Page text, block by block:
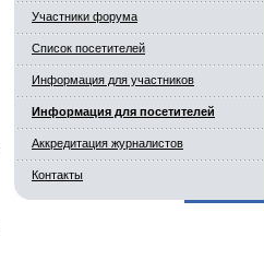
Участники форума
Список посетителей
Информация для участников
Информация для посетителей
Аккредитация журналистов
Контакты